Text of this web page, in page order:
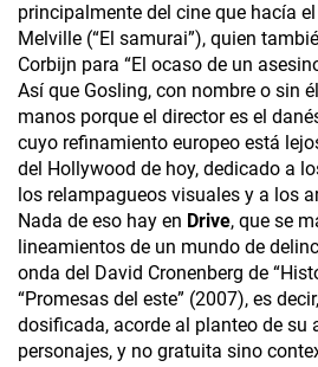
principalmente del cine que hacía
Melville (“El samurai”), quien
Corbijn para “El ocaso de un
Así que Gosling, con nombre o sin
manos porque el director es el
cuyo refinamiento europeo está
del Hollywood de hoy, dedicado a
los relampagueos visuales y a los
Nada de eso hay en Drive, que se
lineamientos de un mundo de
onda del David Cronenberg de
“Promesas del este” (2007), es
dosificada, acorde al planteo de su
personajes, y no gratuita sino